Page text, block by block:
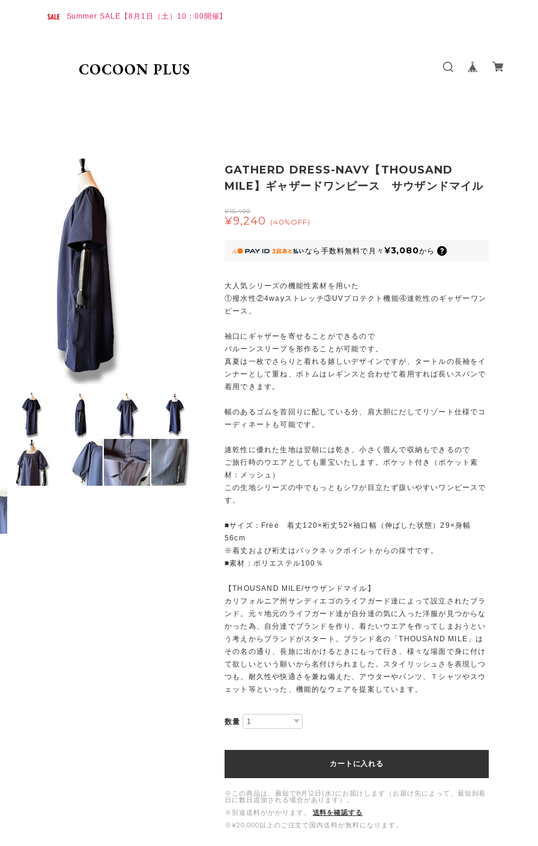
Summer SALE【8月1日（土）10：00開催】
COCOON PLUS
GATHERD DRESS-NAVY【THOUSAND
MILE】ギャザードワンピース サウザンドマイル
¥15,400
¥9,240 (40%OFF)
なら 手数料無料で 月々 ¥3,080から
大人気シリーズの機能性素材を用いた
①撥水性②4wayストレッチ③UVプロテクト機能④速乾性のギャザーワン
ピース。
袖口にギャザーを寄せることができるので
バルーンスリーブを形作ることが可能です。
真夏は一枚でさらりと着れる嬉しいデザインですが、タートルの長袖をイ
ンナーとして重ね、ボトムはレギンスと合わせて着用すれば長いスパンで
着用できます。
幅のあるゴムを首回りに配している分、肩大胆にだしてリゾート仕様でコ
ーディネートも可能です。
速乾性に優れた生地は翌朝には乾き、小さく畳んで収納もできるので
ご旅行時のウエアとしても重宝いたします。ポケット付き（ポケット素
材：メッシュ）
この生地シリーズの中でもっともシワが目立たず扱いやすいワンピースで
す。
■サイズ：Free 着丈120×裄丈52×袖口幅（伸ばした状態）29×身幅
56cm
※着丈および裄丈はバックネックポイントからの採寸です。
■素材：ポリエステル100％
【THOUSAND MILE/サウザンドマイル】
カリフォルニア州サンディエゴのライフガード達によって設立されたブラ
ンド。元々地元のライフガード達が自分達の気に入った洋服が見つからな
かった為、自分達でブランドを作り、着たいウエアを作ってしまおうとい
う考えからブランドがスタート。ブランド名の「THOUSAND MILE」は
その名の通り、長旅に出かけるときにもって行き、様々な場面で身に付け
て欲しいという願いから名付けられました。スタイリッシュさを表現しつ
つも、耐久性や快適さを兼ね備えた、アウターやパンツ、Ｔシャツやスウ
ェット等といった、機能的なウェアを提案しています。
数量
カートに入れる
※この商品は、最短で8月12日(水)にお届けします（お届け先によって、最短到着
日に数日追加される場合があります）。
※別途送料がかかります。
送料を確認する
※¥20,000以上のご注文で国内送料が無料になります。